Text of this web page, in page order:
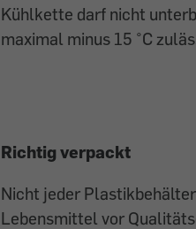
Kühlkette darf nicht
maximal minus 15 °C
Richtig verpackt
Nicht jeder
Lebensmittel vor